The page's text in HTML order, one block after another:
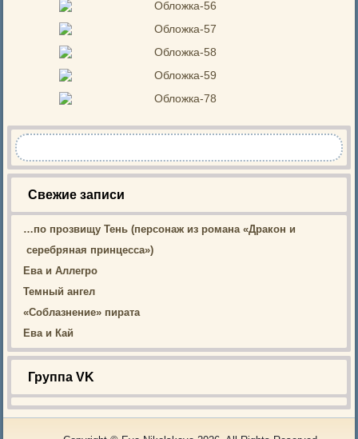
Свежие записи
…по прозвищу Тень (персонаж из романа «Дракон и
серебряная принцесса»)
Ева и Аллегро
Темный ангел
«Соблазнение» пирата
Ева и Кай
Группа VK